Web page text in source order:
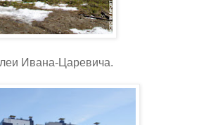
Ивана-Царевича.